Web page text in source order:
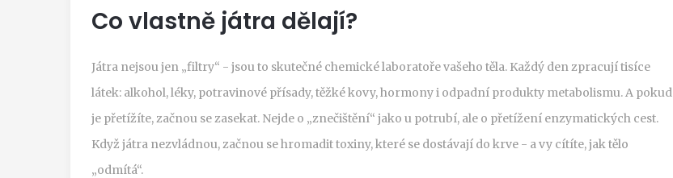
Co vlastně játra dělají?
Játra nejsou jen „filtry“ - jsou to skutečné chemické laboratoře vašeho těla. Každý den zpracují tisíce
látek: alkohol, léky, potravinové přísady, těžké kovy, hormony i odpadní produkty metabolismu. A pokud
je přetížíte, začnou se zasekat. Nejde o „znečištění“ jako u potrubí, ale o přetížení enzymatických cest.
Když játra nezvládnou, začnou se hromadit toxiny, které se dostávají do krve - a vy cítíte, jak tělo
„odmítá“.